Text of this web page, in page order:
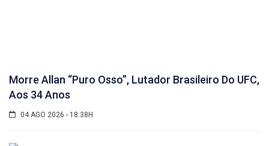
Morre Allan “Puro Osso”, Lutador Brasileiro Do UFC,
Aos 34 Anos
04 AGO 2026 - 18:38H